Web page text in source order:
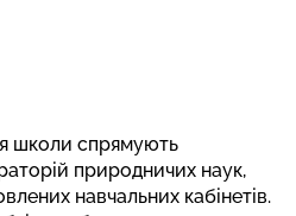
школи спрямують
природничих наук,
навчальних кабінетів.